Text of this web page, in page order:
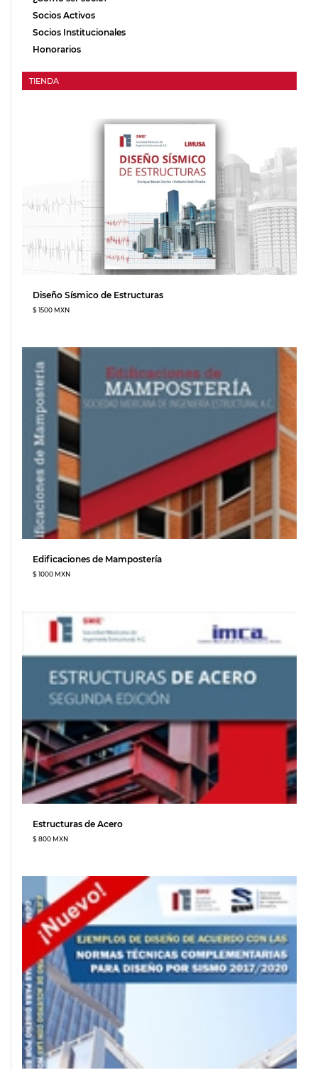
Socios Activos
Socios Institucionales
Honorarios
TIENDA
Diseño Sísmico de Estructuras
$ 1500 MXN
Edificaciones de Mampostería
$ 1000 MXN
Estructuras de Acero
$ 800 MXN